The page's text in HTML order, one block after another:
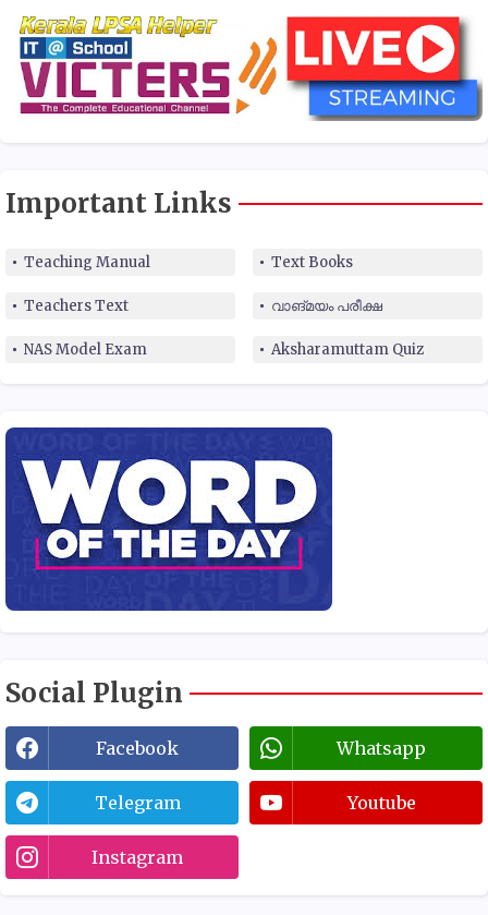
Important Links
Teaching Manual Text Books
Teachers Text വാങ്മയം പരീക്ഷ
NAS Model Exam Aksharamuttam Quiz
Social Plugin
Facebook Whatsapp
Telegram Youtube
Instagram